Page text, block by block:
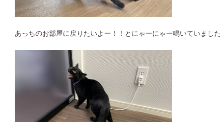
あっちのお部屋に戻りたいよー！！とにゃーにゃー鳴いていまし